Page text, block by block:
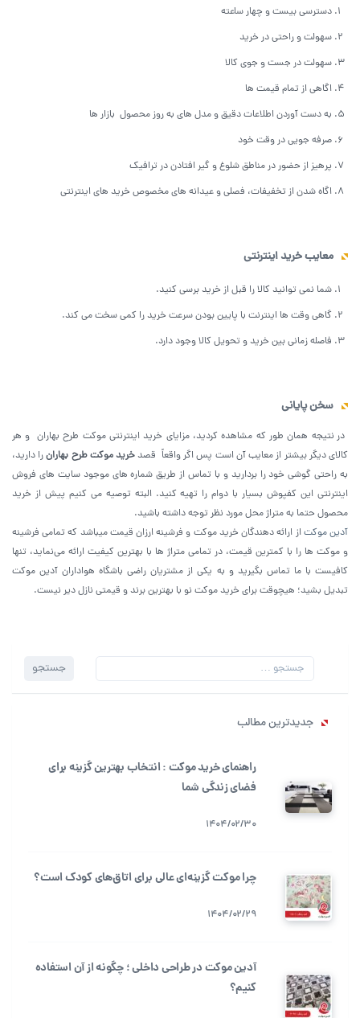
دسترسی بیست و چهار ساعته
سهولت و راحتی در خرید
سهولت در جست و جوی کالا
اگاهی از تمام قیمت ها
به دست آوردن اطلاعات دقیق و مدل های به روز محصول بازار ها
صرفه جویی در وقت خود
پرهیز از حضور در مناطق شلوغ و گیر افتادن در ترافیک
اگاه شدن از تخفیفات، فصلی و عیدانه های مخصوص خرید های اینترنتی
معایب خرید اینترنتی
شما نمی توانید کالا را قبل از خرید برسی کنید.
گاهی وقت ها اینترنت با پایین بودن سرعت خرید را کمی سخت می کند.
فاصله زمانی بین خرید و تحویل کالا وجود دارد.
سخن پایانی
در نتیجه همان طور که مشاهده کردید، مزایای خرید اینترنتی موکت طرح بهاران و هر
کالای دیگر بیشتر از معایب آن است پس اگر واقعاً قصدخرید موکت طرح بهارانرا دارید،
به راحتی گوشی خود را بردارید و با تماس از طریق شماره های موجود سایت های فروش
اینترنتی این کفپوش بسیار با دوام را تهیه کنید. البته توصیه می کنیم پیش از خرید
محصول حتما به متراژ محل مورد نظر توجه داشته باشید.
آدین موکتاز ارائه دهندگان خرید موکت و فرشینه ارزان قیمت میباشد که تمامی فرشینه
و موکت ها را با کمترین قیمت، در تمامی متراژ ها با بهترین کیفیت ارائه می‌نماید، تنها
کافیست با ما تماس بگیرید و به یکی از مشتریان راضی باشگاه هواداران آدین موکت
تبدیل بشید؛ هیچوقت برای خرید موکت نو با بهترین برند و قیمتی نازل دیر نیست.
جستجو
جستجو
جدیدترین مطالب
راهنمای خرید موکت : انتخاب بهترین گزینه برای
فضای زندگی شما
1404/02/30
چرا موکت گزینه‌ای عالی برای اتاق‌های کودک است؟
1404/02/29
آدین موکت در طراحی داخلی ؛ چگونه از آن استفاده
کنیم؟